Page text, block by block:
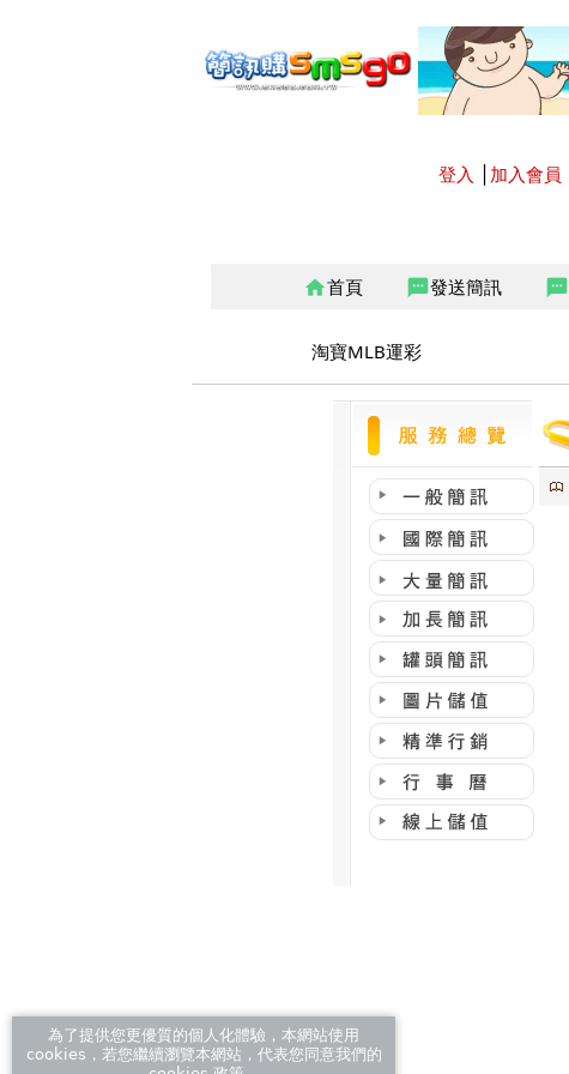
登入 加入會員
home首頁 sms發送簡訊 sms
淘寶MLB運彩
為了提供您更優質的個人化體驗，本網站使用
cookies，若您繼續瀏覽本網站，代表您同意我們的